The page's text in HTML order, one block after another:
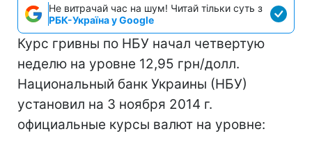
Не витрачай час на шум! Читай тільки суть з
РБК-Україна у Google
Курс гривны по НБУ начал четвертую
неделю на уровне 12,95 грн/долл.
Национальный банк Украины (НБУ)
установил на 3 ноября 2014 г.
официальные курсы валют на уровне: